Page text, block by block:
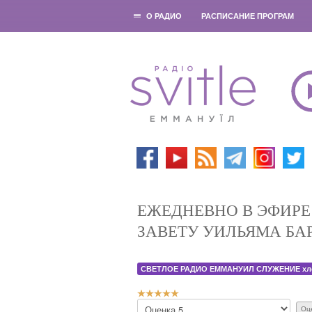
О РАДИО РАСПИСАНИЕ ПРОГРАМ
ЕЖЕДНЕВНО В
ЗАВЕТУ УИЛЬЯМА
СВЕТЛОЕ РАДИО ЕММАНУИЛ СЛУЖЕНИЕ
Р
П